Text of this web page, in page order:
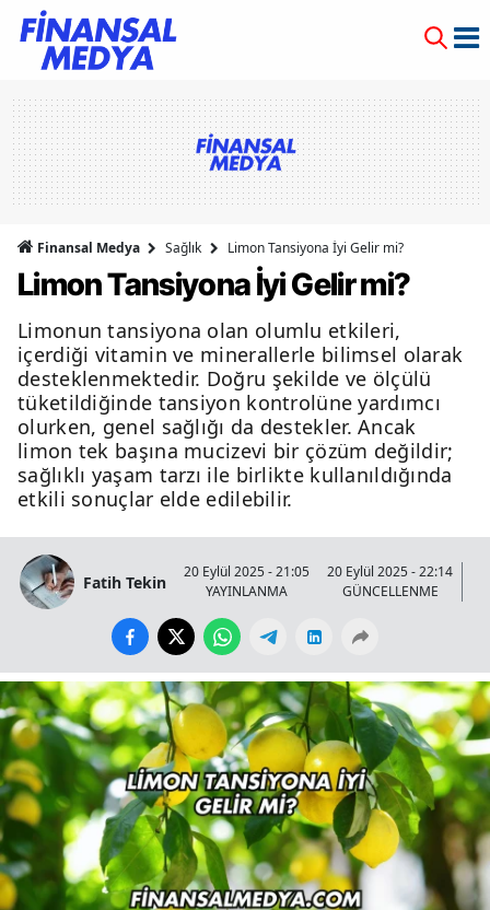
Finansal Medya Sağlık Limon Tansiyona İyi Gelir mi?
Limon Tansiyona İyi Gelir mi?
Limonun tansiyona olan olumlu etkileri,
içerdiği vitamin ve minerallerle bilimsel olarak
desteklenmektedir. Doğru şekilde ve ölçülü
tüketildiğinde tansiyon kontrolüne yardımcı
olurken, genel sağlığı da destekler. Ancak
limon tek başına mucizevi bir çözüm değildir;
sağlıklı yaşam tarzı ile birlikte kullanıldığında
etkili sonuçlar elde edilebilir.
Fatih Tekin
20 Eylül 2025 - 21:05
YAYINLANMA
20 Eylül 2025 - 22:14
GÜNCELLENME